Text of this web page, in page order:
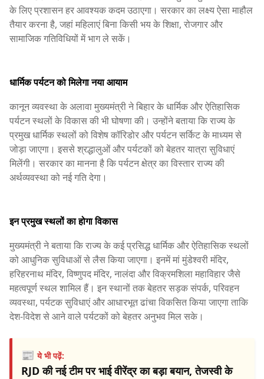
के लिए प्रशासन हर आवश्यक कदम उठाएगा। सरकार का लक्ष्य ऐसा माहौल
तैयार करना है, जहां महिलाएं बिना किसी भय के शिक्षा, रोजगार और
सामाजिक गतिविधियों में भाग ले सकें।
धार्मिक पर्यटन को मिलेगा नया आयाम
कानून व्यवस्था के अलावा मुख्यमंत्री ने बिहार के धार्मिक और ऐतिहासिक
पर्यटन स्थलों के विकास की भी घोषणा की। उन्होंने बताया कि राज्य के
प्रमुख धार्मिक स्थलों को विशेष कॉरिडोर और पर्यटन सर्किट के माध्यम से
जोड़ा जाएगा। इससे श्रद्धालुओं और पर्यटकों को बेहतर यात्रा सुविधाएं
मिलेंगी। सरकार का मानना है कि पर्यटन क्षेत्र का विस्तार राज्य की
अर्थव्यवस्था को नई गति देगा।
इन प्रमुख स्थलों का होगा विकास
मुख्यमंत्री ने बताया कि राज्य के कई प्रसिद्ध धार्मिक और ऐतिहासिक स्थलों
को आधुनिक सुविधाओं से लैस किया जाएगा। इनमें मां मुंडेश्वरी मंदिर,
हरिहरनाथ मंदिर, विष्णुपद मंदिर, नालंदा और विक्रमशिला महाविहार जैसे
महत्वपूर्ण स्थल शामिल हैं। इन स्थानों तक बेहतर सड़क संपर्क, परिवहन
व्यवस्था, पर्यटक सुविधाएं और आधारभूत ढांचा विकसित किया जाएगा ताकि
देश-विदेश से आने वाले पर्यटकों को बेहतर अनुभव मिल सके।
📰ये भी पढ़ें:
RJD की नई टीम पर भाई वीरेंद्र का बड़ा बयान, तेजस्वी के